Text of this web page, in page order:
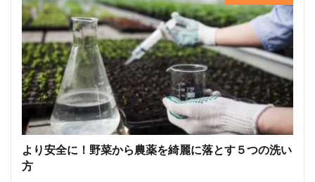
より安全に！野菜から農薬を綺麗に落とす５つの洗い
方